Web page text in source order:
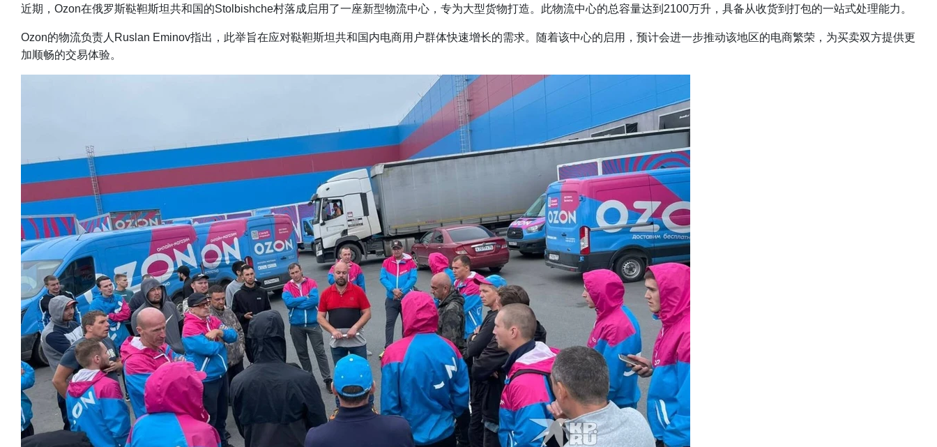
近期，Ozon在俄罗斯鞑靼斯坦共和国的Stolbishche村落成启用了一座新型物流中心，专为大型货物打造。此物流中心的总容量达到2100万升，具备从收货到打包的一站式处理能力。
Ozon的物流负责人Ruslan Eminov指出，此举旨在应对鞑靼斯坦共和国内电商用户群体快速增长的需求。随着该中心的启用，预计会进一步推动该地区的电商繁荣，为买卖双方提供更
加顺畅的交易体验。